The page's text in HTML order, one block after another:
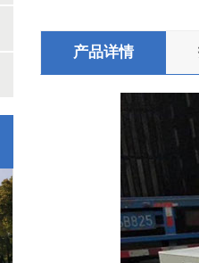
产品详情